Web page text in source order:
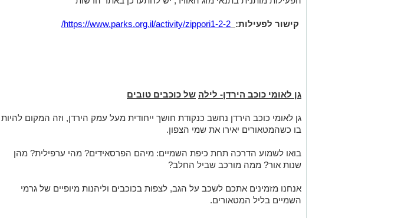
קישור לפעילות: https://www.parks.org.il/activity/zippori1-2-2/
גן לאומי כוכב הירדן- לילה של כוכבים טובים
גן לאומי כוכב הירדן נחשב כנקודת חושך ייחודית מעל עמק הירדן, וזה המקום להיות
בו כשהמטאורים יאירו את שמי הצפון.
בואו לשמוע הדרכה תחת כיפת השמיים: מיהם הפרסאידים? מהי ערפילית? מהן
שנות אור? ממה מורכב שביל החלב?
אנחנו מזמינים אתכם לשכב על הגב, לצפות בכוכבים וליהנות מיופיים של גרמי
השמיים בליל המטאורים.